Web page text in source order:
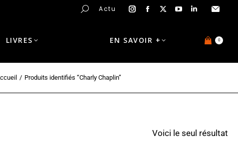
Actu
LIVRES EN SAVOIR + 0
Produits identifiés “Charly Chaplin”
Voici le seul résultat